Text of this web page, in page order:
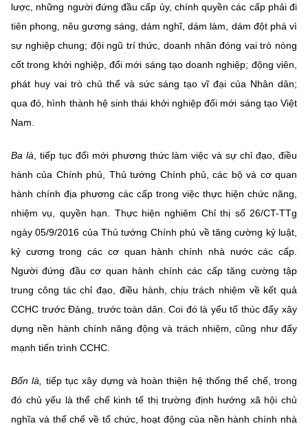
lược, những người đứng đầu cấp ủy, chính quyền các cấp phải đi
tiên phong, nêu gương sáng, dám nghĩ, dám làm, dám đột phá vì
sự nghiệp chung; đội ngũ trí thức, doanh nhân đóng vai trò nòng
cốt trong khởi nghiệp, đổi mới sáng tạo doanh nghiệp; động viên,
phát huy vai trò chủ thể và sức sáng tạo vĩ đại của Nhân dân;
qua đó, hình thành hệ sinh thái khởi nghiệp đổi mới sáng tạo Việt
Nam.
Ba là , tiếp tục đổi mới phương thức làm việc và sự chỉ đạo, điều
hành của Chính phủ, Thủ tướng Chính phủ, các bộ và cơ quan
hành chính địa phương các cấp trong việc thực hiện chức năng,
nhiệm vụ, quyền hạn. Thực hiện nghiêm Chỉ thị số 26/CT-TTg
ngày 05/9/2016 của Thủ tướng Chính phủ về tăng cường kỷ luật,
kỷ cương trong các cơ quan hành chính nhà nước các cấp.
Người đứng đầu cơ quan hành chính các cấp tăng cường tập
trung công tác chỉ đạo, điều hành, chịu trách nhiệm về kết quả
CCHC trước Đảng, trước toàn dân. Coi đó là yếu tố thúc đẩy xây
dựng nền hành chính năng động và trách nhiệm, cũng như đẩy
mạnh tiến trình CCHC.
Bốn là,
tiếp tục xây dựng và hoàn thiện hệ thống thể chế, trong
đó chủ yếu là thể chế kinh tế thị trường định hướng xã hội chủ
nghĩa và thể chế về tổ chức, hoạt động của nền hành chính nhà